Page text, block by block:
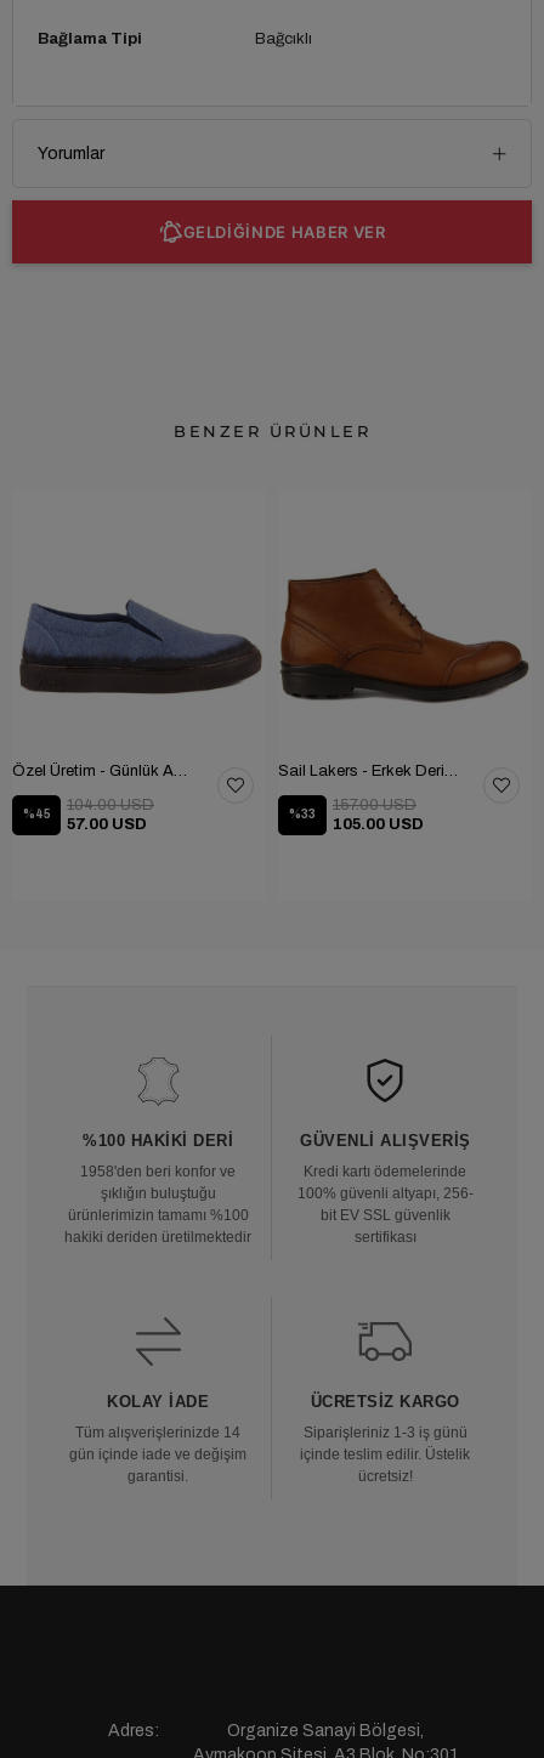
Bağlama Tipi Bağcıklı
Yorumlar
GELDİĞİNDE HABER VER
BENZER ÜRÜNLER
%45
57.00 USD
104.00 USD
%33
105.00 USD
157.00 USD
%100 HAKIKI DERI
1958'den beri konfor ve
şıklığın buluştuğu
ürünlerimizin tamamı %100
hakiki deriden üretilmektedir
GÜVENLI ALIŞVERIŞ
Kredi kartı ödemelerinde
100% güvenli altyapı, 256-
bit EV SSL güvenlik
sertifikası
KOLAY İADE
Tüm alışverişlerinizde 14
gün içinde iade ve değişim
garantisi.
ÜCRETSIZ KARGO
Siparişleriniz 1-3 iş günü
içinde teslim edilir. Üstelik
ücretsiz!
Adres:
Organize Sanayi Bölgesi,